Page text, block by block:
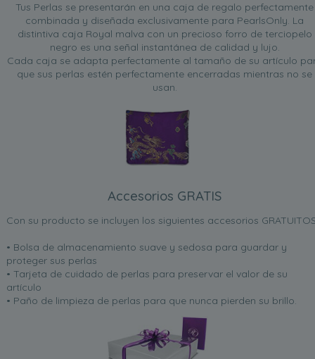
Tus Perlas se presentarán en una caja de regalo perfectamente
combinada y diseñada exclusivamente para PearlsOnly. La
distintiva caja Royal malva con un precioso forro de terciopelo
negro es una señal instantánea de calidad y lujo.
Cada caja se adapta perfectamente al tamaño de su artículo
que sus perlas estén perfectamente encerradas mientras no se
usan.
Accesorios GRATIS
Con su producto se incluyen los siguientes accesorios
• Bolsa de almacenamiento suave y sedosa para guardar y
proteger sus perlas
• Tarjeta de cuidado de perlas para preservar el valor de su
artículo
• Paño de limpieza de perlas para que nunca pierden su brillo.